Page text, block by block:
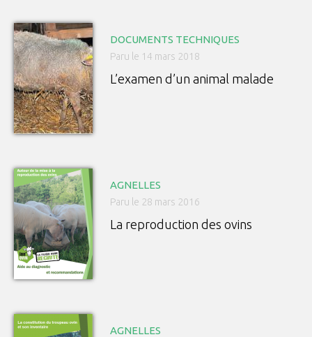
DOCUMENTS TECHNIQUES
Paru le 14 mars 2018
L’examen d’un animal malade
AGNELLES
Paru le 28 mars 2016
La reproduction des ovins
AGNELLES